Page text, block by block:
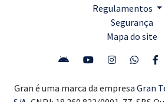
Regulamentos
Segurança
Mapa do site
Gran é uma marca da empresa Gran